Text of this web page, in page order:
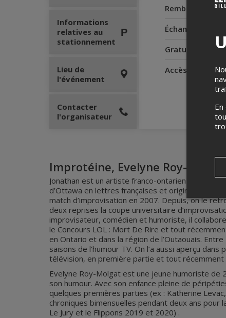
Échanges
Gratuité pour
Accès pour
Informations
relatives au
stationnement
Lieu de
l'événement
Contacter
l'organisateur
Improtéine, Evelyne Roy-
Jonathan est un artiste franco-ontarien
d’Ottawa en lettres françaises et originaire de
match d’improvisation en 2007. Depuis, on le
deux reprises la coupe universitaire
improvisateur, comédien et humoriste, il
le Concours LOL : Mort De Rire et tout
en Ontario et dans la région de l’Outaouais.
saisons de l’humour TV. On l’a aussi aperçu
télévision, en première partie et tout récemment
Evelyne Roy-Molgat est une jeune humoriste de
son humour. Avec son enfance pleine de
quelques premières parties (ex : Katherine
chroniques bimensuelles pendant deux ans pour
Le Jury et le Flippons 2019 et 2020) .